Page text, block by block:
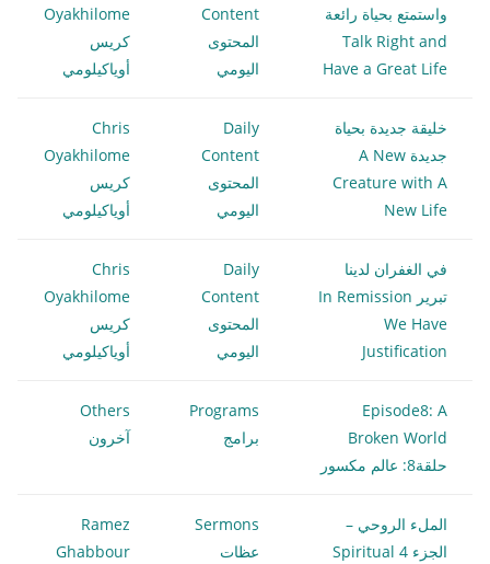
واستمتع بحياة رائعة
Talk Right and
Have a Great Life
Content
المحتوى
اليومي
Oyakhilome
كريس
أوياكيلومي
خليقة جديدة بحياة
جديدة A New
Creature with A
New Life
Daily
Content
المحتوى
اليومي
Chris
Oyakhilome
كريس
أوياكيلومي
في الغفران لدينا
تبرير In Remission
We Have
Justification
Daily
Content
المحتوى
اليومي
Chris
Oyakhilome
كريس
أوياكيلومي
Episode8: A
Broken World
حلقة8: عالم مكسور
Programs
برامج
Others
آخرون
الملء الروحي –
الجزء 4 Spiritual
Sermons
عظات
Ramez
Ghabbour